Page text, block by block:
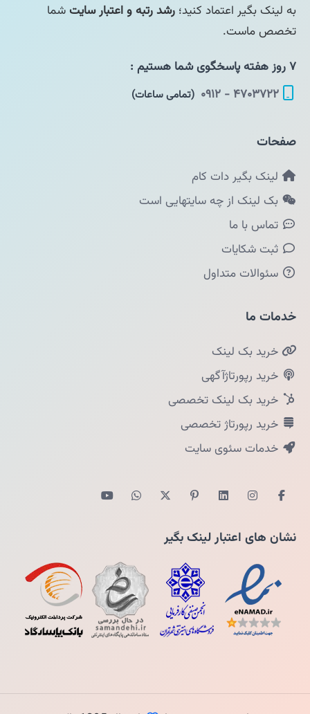
به لینک بگیر اعتماد کنید؛ رشد رتبه و اعتبار سایتشما
تخصص ماست.
۷ روز هفته پاسخگوی شما هستیم :
۴۷۰۳۷۲۲ - ۰۹۱۲
(تمامی ساعات)
صفحات
لینک بگیر دات کام
بک لینک از چه سایتهایی است
تماس با ما
ثبت شکایات
سئوالات متداول
خدمات ما
خرید بک لینک
خرید رپورتاژآگهی
خرید بک لینک تخصصی
خرید رپورتاژ تخصصی
خدمات سئوی سایت
نشان های اعتبار لینک بگیر